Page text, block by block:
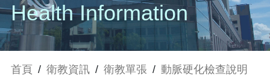
Health Information
首頁 / 衛教資訊 / 衛教單張 / 動脈硬化檢查說明